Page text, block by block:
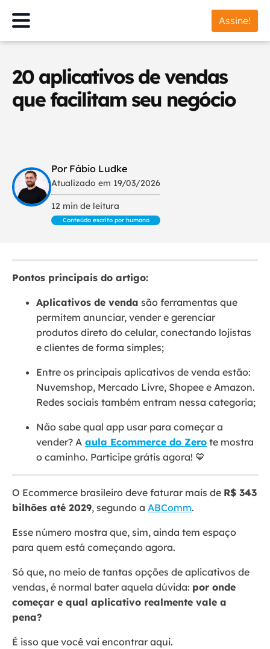
Assine!
20 aplicativos de vendas
que facilitam seu negócio
Por Fábio Ludke
Atualizado em 19/03/2026
12 min de leitura
Conteúdo escrito por humano
Pontos principais do artigo:
Aplicativos de venda são ferramentas que
permitem anunciar, vender e gerenciar
produtos direto do celular, conectando lojistas
e clientes de forma simples;
Entre os principais aplicativos de venda estão:
Nuvemshop, Mercado Livre, Shopee e Amazon.
Redes sociais também entram nessa categoria;
Não sabe qual app usar para começar a
vender? A aula Ecommerce do Zero te mostra
o caminho. Participe grátis agora! 💙
O Ecommerce brasileiro deve faturar mais de R$ 343
bilhões até 2029, segundo a ABComm.
Esse número mostra que, sim, ainda tem espaço
para quem está começando agora.
Só que, no meio de tantas opções de aplicativos de
vendas, é normal bater aquela dúvida: por onde
começar e qual aplicativo realmente vale a
pena?
É isso que você vai encontrar aqui.